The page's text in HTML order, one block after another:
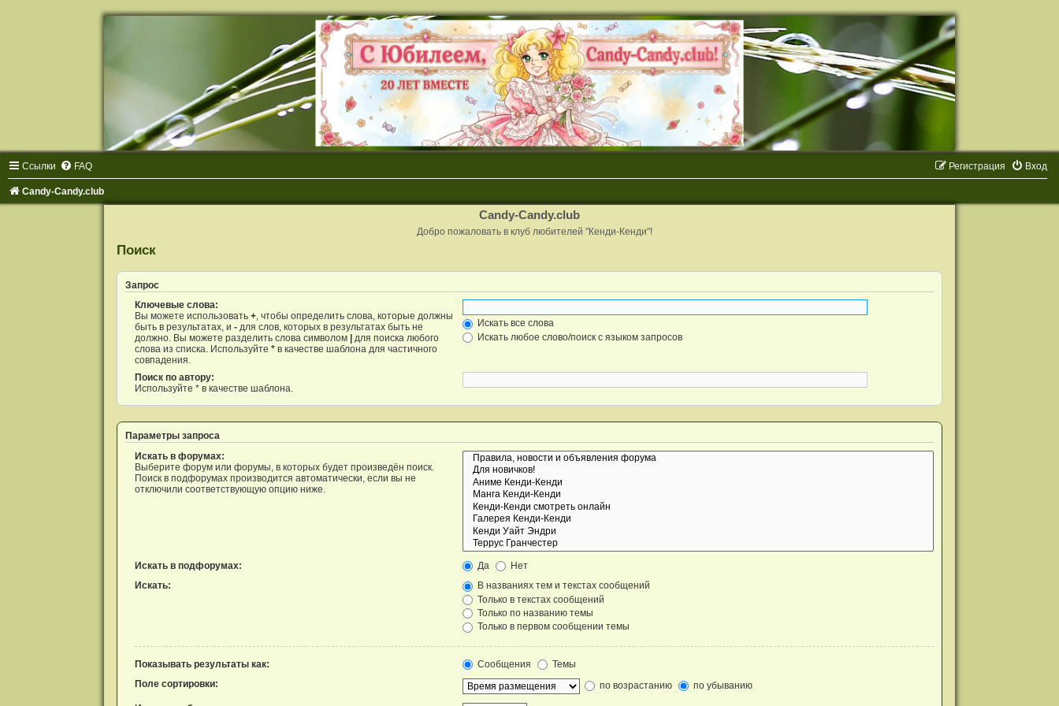
Ссылки FAQ Вход
Регистрация
Candy-Candy.club
Candy-Candy.club
Добро пожаловать в клуб любителей "Кенди-Кенди"!
Поиск
Запрос
Ключевые слова:
Вы можете использовать +, чтобы определить слова, которые должны
быть в результатах, и -для слов, которых в результатах быть не
должно. Вы можете разделить слова символом
для поиска любого
слова из списка. Используйте *в качестве шаблона для частичного
совпадения.
Искать все слова
Искать любое слово/поиск с языком запросов
Поиск по автору:
Используйте * в качестве шаблона.
Параметры запроса
Искать в форумах:
Выберите форум или форумы, в которых будет произведён поиск.
Поиск в подфорумах производится автоматически, если вы не
отключили соответствующую опцию ниже.
Искать в подфорумах: Да
Нет
Искать:
В названиях тем и текстах сообщений
Только в текстах сообщений
Только по названию темы
Только в первом сообщении темы
Показывать результаты как: Сообщения
Темы
Поле сортировки:
по возрастанию по убыванию